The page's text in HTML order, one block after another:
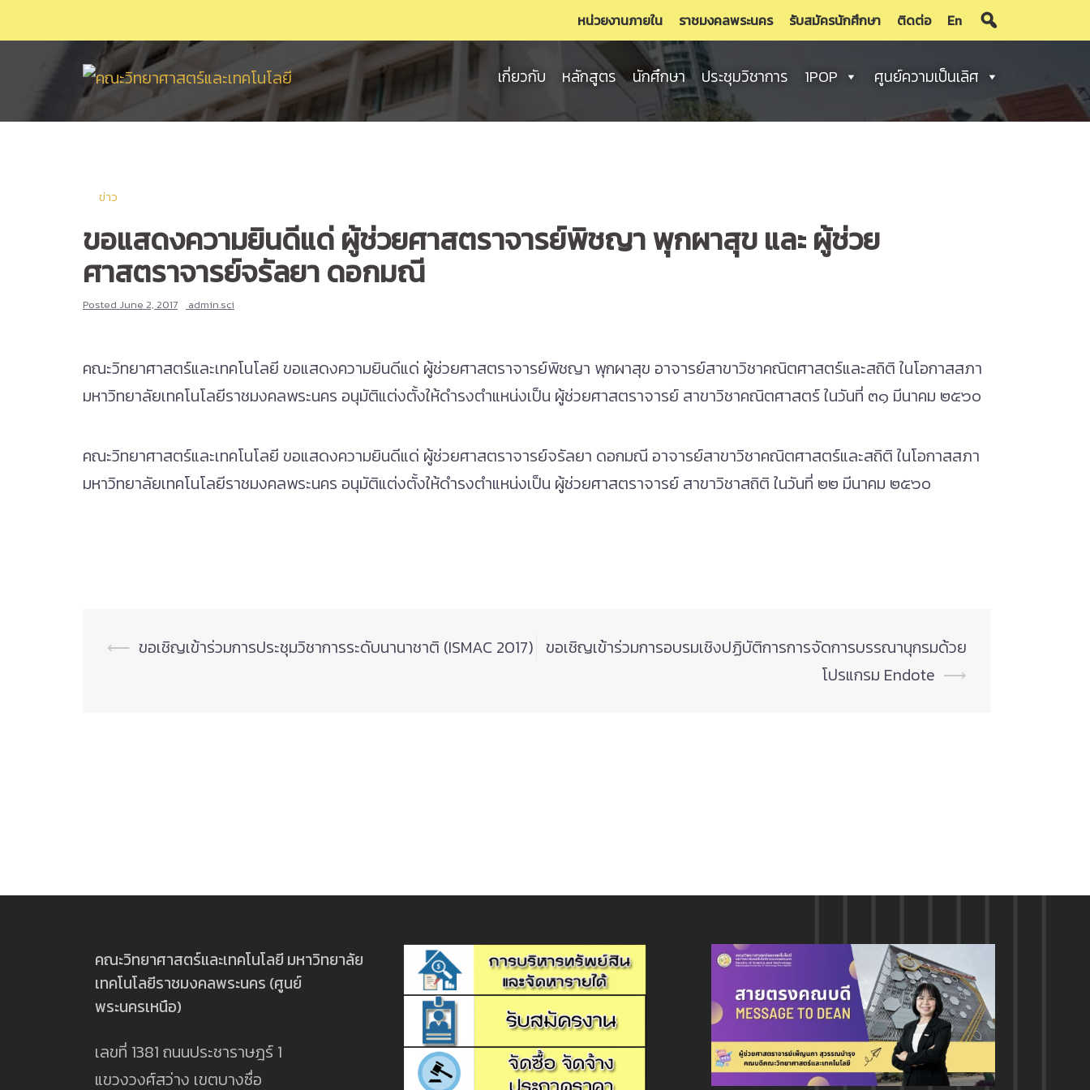
to
หน่วยงานภายใน ราชมงคลพระนคร รับสมัครนักศึกษา ติดต่อ En
เกี่ยวกับ หลักสูตร นักศึกษา ประชุมวิชาการ 1POP ศูนย์ความเป็นเลิศ
ข่าว
ขอแสดงความยินดีแด่ ผู้ช่วยศาสตราจารย์พิชญา พุกผาสุข และ ผู้ช่วย
ศาสตราจารย์จรัลยา ดอกมณี
Posted June 2, 2017 admin.sci
คณะวิทยาศาสตร์และเทคโนโลยี ขอแสดงความยินดีแด่ ผู้ช่วยศาสตราจารย์พิชญา พุกผาสุข อาจารย์สาขาวิชาคณิตศาสตร์และสถิติ ในโอกาสสภา
มหาวิทยาลัยเทคโนโลยีราชมงคลพระนคร อนุมัติแต่งตั้งให้ดำรงตำแหน่งเป็น ผู้ช่วยศาสตราจารย์ สาขาวิชาคณิตศาสตร์ ในวันที่ ๓๑ มีนาคม ๒๕๖๐
คณะวิทยาศาสตร์และเทคโนโลยี ขอแสดงความยินดีแด่ ผู้ช่วยศาสตราจารย์จรัลยา ดอกมณี อาจารย์สาขาวิชาคณิตศาสตร์และสถิติ ในโอกาสสภา
มหาวิทยาลัยเทคโนโลยีราชมงคลพระนคร อนุมัติแต่งตั้งให้ดำรงตำแหน่งเป็น ผู้ช่วยศาสตราจารย์ สาขาวิชาสถิติ ในวันที่ ๒๒ มีนาคม ๒๕๖๐
Post
⟵ ขอเชิญเข้าร่วมการประชุมวิชาการระดับนานาชาติ (ISMAC 2017) ขอเชิญเข้าร่วมการอบรมเชิงปฏิบัติการการจัดการบรรณานุกรมด้วย
โปรแกรม Endote ⟶
คณะวิทยาศาสตร์และเทคโนโลยี มหาวิทยาลัย
เทคโนโลยีราชมงคลพระนคร (ศูนย์
พระนครเหนือ)
เลขที่ 1381 ถนนประชาราษฎร์ 1
แขวงวงศ์สว่าง เขตบางซื่อ